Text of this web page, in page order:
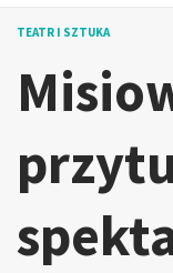
TEATR I SZTUKA